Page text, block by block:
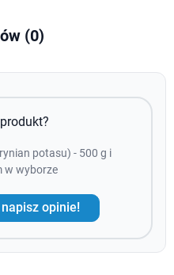
(0)
potasu) - 500 g i
w wyborze
opinie!